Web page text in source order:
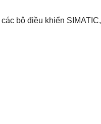
bộ điều khiển SIMATIC,